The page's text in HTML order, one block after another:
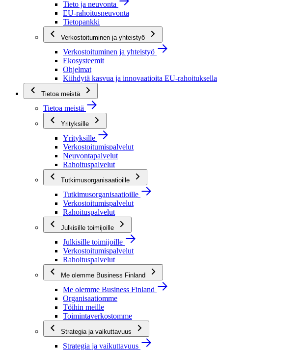
Tieto ja neuvonta
EU-rahoitusneuvonta
Tietopankki
Verkostoituminen ja yhteistyö
Verkostoituminen ja yhteistyö
Ekosysteemit
Ohjelmat
Kiihdytä kasvua ja innovaatioita EU-rahoituksella
Tietoa meistä
Tietoa meistä
Yrityksille
Yrityksille
Verkostoitumispalvelut
Neuvontapalvelut
Rahoituspalvelut
Tutkimusorganisaatioille
Tutkimusorganisaatioille
Verkostoitumispalvelut
Rahoituspalvelut
Julkisille toimijoille
Julkisille toimijoille
Verkostoitumispalvelut
Rahoituspalvelut
Me olemme Business Finland
Me olemme Business Finland
Organisaatiomme
Töihin meille
Toimintaverkostomme
Strategia ja vaikuttavuus
Strategia ja vaikuttavuus